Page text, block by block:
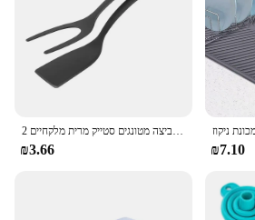
2 ב 1 ניילון ידית מלקחי ביצה מלקחי ביצה מטונגים סטייק מרית מלקחיים
₪3.66 ₪7.10